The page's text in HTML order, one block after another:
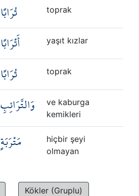
تُرَابًا toprak
أَتْرَابًا yaşıt kızlar
تُرَابًا toprak
وَالتَّرَائِبِ
ve kaburga
kemikleri
مَتْرَبَةٍ
hiçbir şeyi
olmayan
Kökler (Gruplu)